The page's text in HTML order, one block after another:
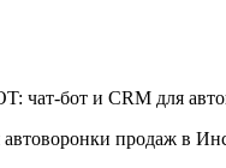
чат-бот и CRM для